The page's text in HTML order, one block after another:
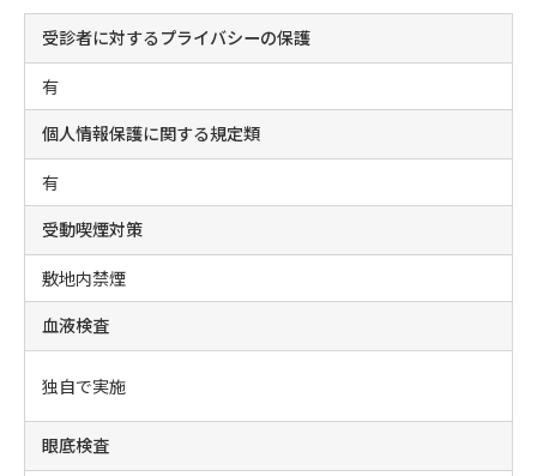
受診者に対するプライバシーの保護
有
個人情報保護に関する規定類
有
受動喫煙対策
敷地内禁煙
血液検査
独自で実施
眼底検査